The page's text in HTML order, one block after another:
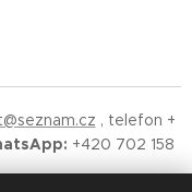
, telefon +
+420 702 158